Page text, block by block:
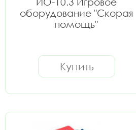
оборудование "Скорая
помощь"
Купить